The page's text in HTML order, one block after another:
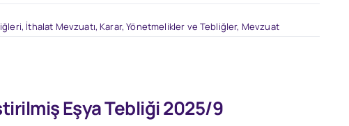
, İthalat Mevzuatı, Karar, Yönetmelikler ve Tebliğler, Mevzuat
Eşya Tebliği 2025/9